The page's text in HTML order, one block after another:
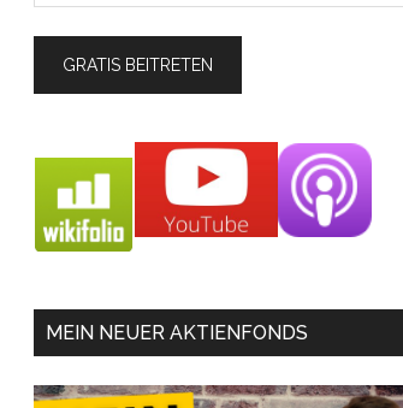
MEIN NEUER AKTIENFONDS